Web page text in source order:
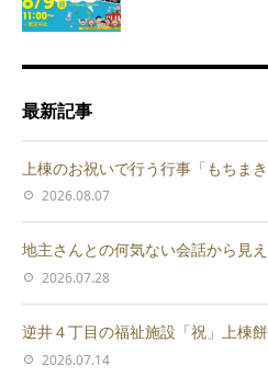
最新記事
上棟のお祝いで行う行事「もちま
2026.08.07
地主さんとの何気ない会話から見
2026.07.28
逆井４丁目の福祉施設「祝」上棟
2026.07.14